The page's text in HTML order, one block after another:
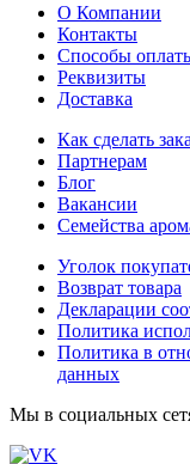
О Компании
Контакты
Способы
Реквизиты
Доставка
Как сделать
Партнерам
Блог
Вакансии
Семейства
Уголок
Возврат товара
Декларации
Политика
Политика в
данных
Мы в социальных